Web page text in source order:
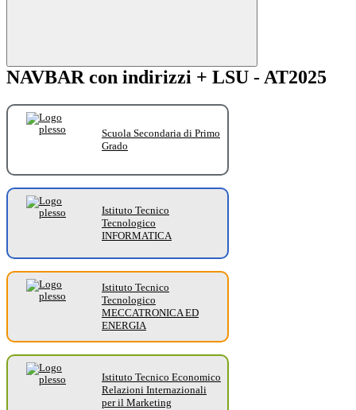
NAVBAR con indirizzi + LSU - AT2025
Scuola Secondaria di Primo
Grado
Istituto Tecnico
Tecnologico
INFORMATICA
Istituto Tecnico
Tecnologico
MECCATRONICA ED
ENERGIA
Istituto Tecnico Economico
Relazioni Internazionali
per il Marketing